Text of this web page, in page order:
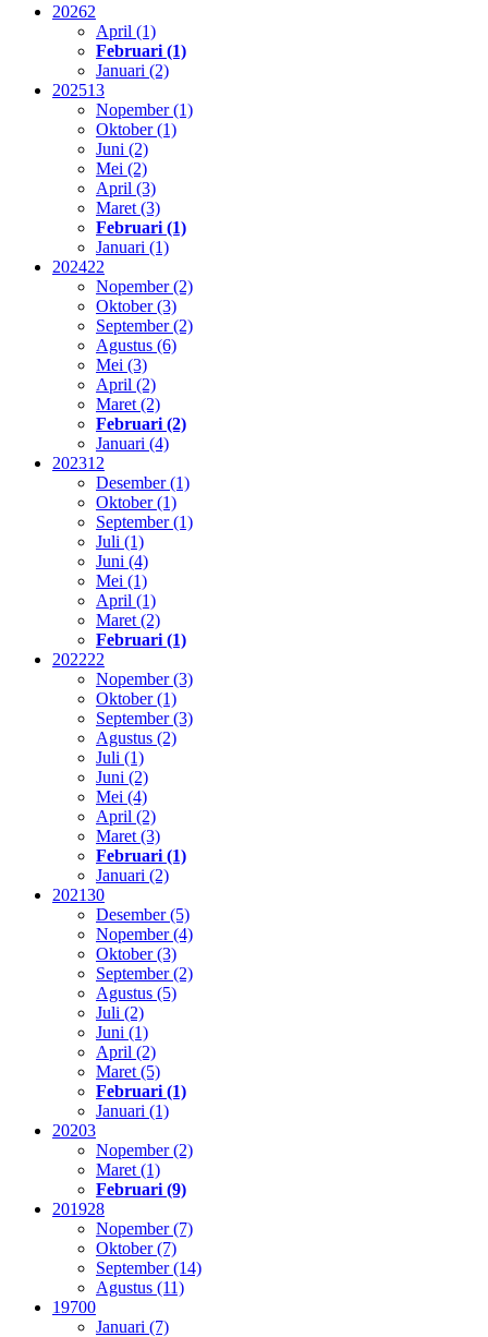
20262
April (1)
Februari (1)
Januari (2)
202513
Nopember (1)
Oktober (1)
Juni (2)
Mei (2)
April (3)
Maret (3)
Februari (1)
Januari (1)
202422
Nopember (2)
Oktober (3)
September (2)
Agustus (6)
Mei (3)
April (2)
Maret (2)
Februari (2)
Januari (4)
202312
Desember (1)
Oktober (1)
September (1)
Juli (1)
Juni (4)
Mei (1)
April (1)
Maret (2)
Februari (1)
202222
Nopember (3)
Oktober (1)
September (3)
Agustus (2)
Juli (1)
Juni (2)
Mei (4)
April (2)
Maret (3)
Februari (1)
Januari (2)
202130
Desember (5)
Nopember (4)
Oktober (3)
September (2)
Agustus (5)
Juli (2)
Juni (1)
April (2)
Maret (5)
Februari (1)
Januari (1)
20203
Nopember (2)
Maret (1)
Februari (9)
201928
Nopember (7)
Oktober (7)
September (14)
Agustus (11)
19700
Januari (7)